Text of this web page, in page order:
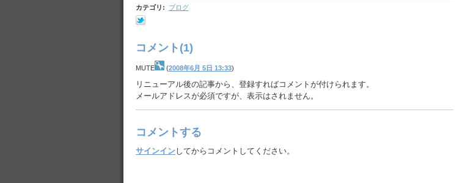
カテゴリ : ブログ
コメント(1)
MUTE (2008年6月 5日 13:33)
リニューアル後の記事から、登録すればコメントが付けられます。
メールアドレスが必須ですが、表示はされません。
コメントする
サインインしてからコメントしてください。